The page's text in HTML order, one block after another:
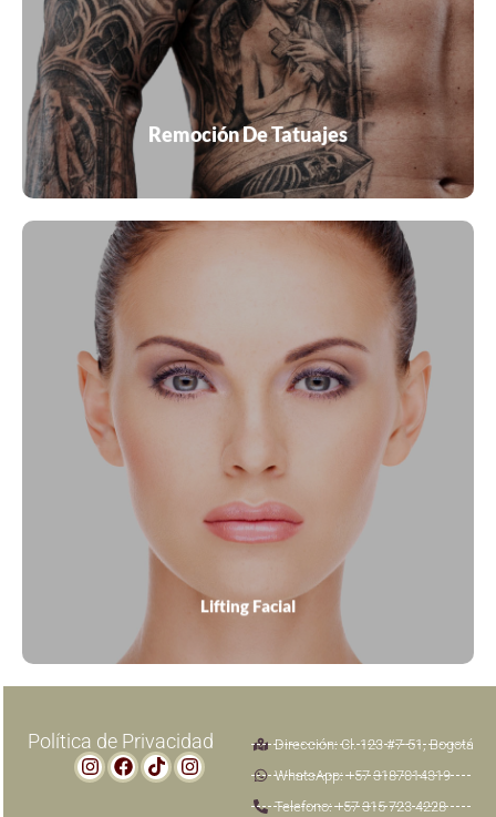
Remoción De Tatuajes
VER MÁS
Lifting Facial
El lifting facial es un procedimiento no quirúrgico que
levanta de inmediato el rostro con contracción
avanzada del colágeno mediante láser, abordando los
problemas de laxitud de la piel, líneas, arrugas, pérdida
de volumen, tono y textura desigual de la piel en la cara.
VER MÁS
Política de Privacidad
Dirección: Cl. 123 #7-51, Bogotá
WhatsApp: +57 3187014319
Telefono: +57 315 723 4228